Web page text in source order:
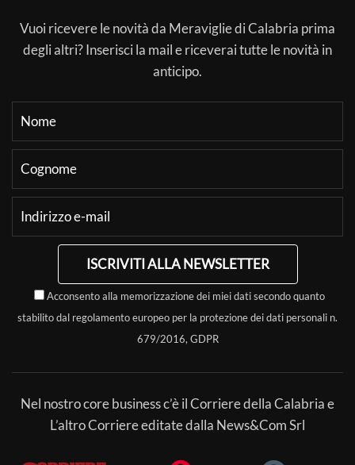
Vuoi ricevere le novità da Meraviglie di Calabria prima
degli altri? Inserisci la mail e riceverai tutte le novità in
anticipo.
ISCRIVITI ALLA NEWSLETTER
Acconsento alla memorizzazione dei miei dati secondo quanto
stabilito dal regolamento europeo per la protezione dei dati personali n.
679/2016, GDPR
Nel nostro core business c’è il Corriere della Calabria e
L’altro Corriere editate dalla News&Com Srl